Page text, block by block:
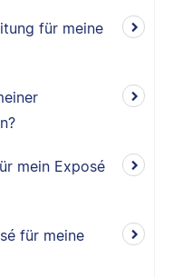
für meine
mein Exposé
für meine